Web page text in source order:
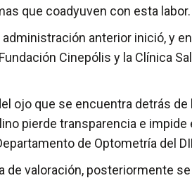
que coadyuven con esta labor.
anterior inició, y
Cinepólis y la Clínica
ojo que se encuentra detrás
pierde transparencia e
de Optometría del
valoración, posteriormente